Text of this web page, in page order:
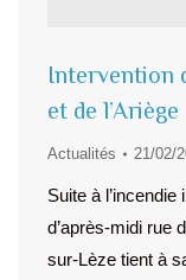
Intervention
et de l’Ariège
Actualités 21/02/
Suite à
d’après-midi rue
sur-Lèze tient à